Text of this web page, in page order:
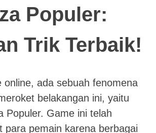
Populer:
Trik Terbaik!
online, ada sebuah fenomena
belakangan ini, yaitu
Populer. Game ini telah
para pemain karena berbagai